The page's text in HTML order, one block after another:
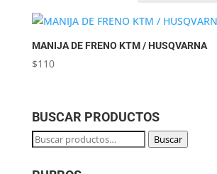
MANIJA DE FRENO KTM / HUSQVARNA
$110
BUSCAR PRODUCTOS
Buscar
Buscar